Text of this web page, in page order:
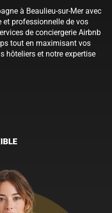
à Beaulieu-sur-Mer avec
professionnelle de vos
de conciergerie Airbnb
tout en maximisant vos
hôteliers et notre expertise